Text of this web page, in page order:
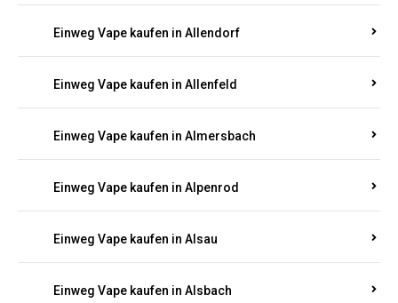
Einweg Vape kaufen in Allendorf
Einweg Vape kaufen in Allenfeld
Einweg Vape kaufen in Almersbach
Einweg Vape kaufen in Alpenrod
Einweg Vape kaufen in Alsau
Einweg Vape kaufen in Alsbach